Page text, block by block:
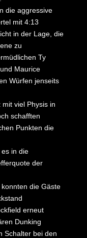
die aggressive
mit 4:13
in der Lage, die
zu
Ty
Maurice
Würfen jenseits
viel Physis in
schafften
Punkten die
in die
der
die Gäste
erneut
Dunking
Schalter bei den